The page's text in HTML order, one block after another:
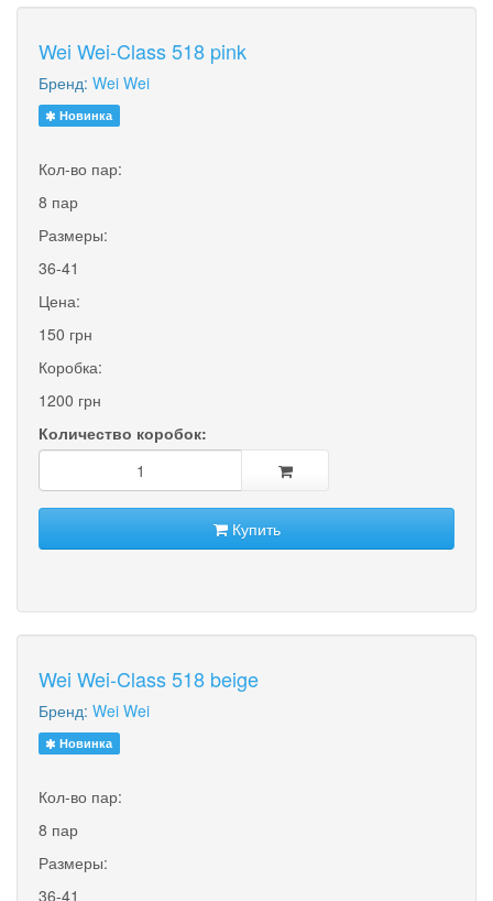
Wei Wei-Class 518 pink
Бренд: Wei Wei
Новинка
Кол-во пар:
8 пар
Размеры:
36-41
Цена:
150 грн
Коробка:
1200 грн
Количество коробок:
Купить
Wei Wei-Class 518 beige
Бренд: Wei Wei
Новинка
Кол-во пар:
8 пар
Размеры:
36-41